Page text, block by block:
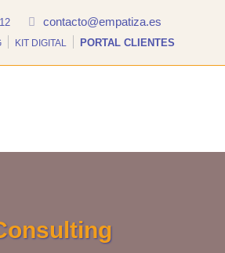
contacto@empatiza.es
KIT DIGITAL PORTAL CLIENTES